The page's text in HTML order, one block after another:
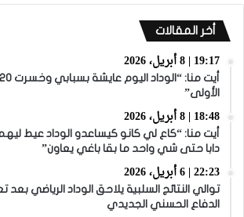
أخر المقالات
19:17 | 8 أبريل، 2026
الأولى”
18:48 | 8 أبريل، 2026
أيت منا: “كاع لي كانو كيساعدو الوداد عيط
دابا حتى شي واحد ما بقا باغي يعاون”
22:23 | 6 أبريل، 2026
توالي النتائج السلبية يلاحق الوداد الرياضي بعد
الدفاع الحسني الجديدي